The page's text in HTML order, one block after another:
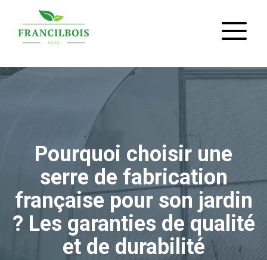
contenu
Pourquoi choisir une
serre de fabrication
française pour son jardin
? Les garanties de qualité
et de durabilité